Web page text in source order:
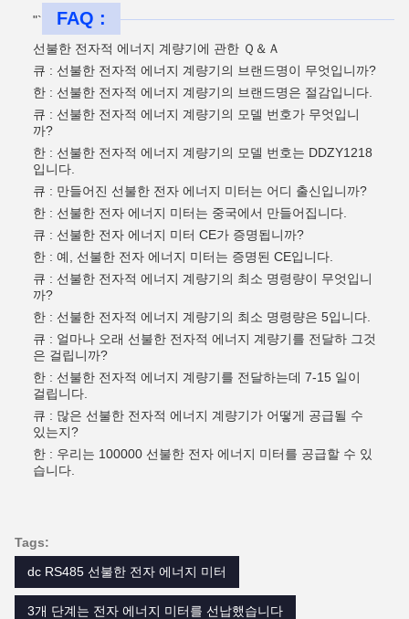
"` FAQ :
선불한 전자적 에너지 계량기에 관한 Ｑ＆Ａ
큐 : 선불한 전자적 에너지 계량기의 브랜드명이 무엇입니까?
한 : 선불한 전자적 에너지 계량기의 브랜드명은 절감입니다.
큐 : 선불한 전자적 에너지 계량기의 모델 번호가 무엇입니
까?
한 : 선불한 전자적 에너지 계량기의 모델 번호는 DDZY1218
입니다.
큐 : 만들어진 선불한 전자 에너지 미터는 어디 출신입니까?
한 : 선불한 전자 에너지 미터는 중국에서 만들어집니다.
큐 : 선불한 전자 에너지 미터 CE가 증명됩니까?
한 : 예, 선불한 전자 에너지 미터는 증명된 CE입니다.
큐 : 선불한 전자적 에너지 계량기의 최소 명령량이 무엇입니
까?
한 : 선불한 전자적 에너지 계량기의 최소 명령량은 5입니다.
큐 : 얼마나 오래 선불한 전자적 에너지 계량기를 전달하 그것
은 걸립니까?
한 : 선불한 전자적 에너지 계량기를 전달하는데 7-15 일이
걸립니다.
큐 : 많은 선불한 전자적 에너지 계량기가 어떻게 공급될 수
있는지?
한 : 우리는 100000 선불한 전자 에너지 미터를 공급할 수 있
습니다.
Tags:
dc RS485 선불한 전자 에너지 미터
3개 단계는 전자 에너지 미터를 선납했습니다